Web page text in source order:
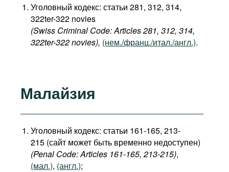
Уголовный кодекс: статьи 281, 312, 314,
322ter-322 novies
(Swiss Criminal Code: Articles 281, 312, 314,
322ter-322 novies), (нем./франц./итал./англ.).
Малайзия
Уголовный кодекс: статьи 161-165, 213-
215 (сайт может быть временно недоступен)
(Penal Code: Articles 161-165, 213-215),
(мал.), (англ.);